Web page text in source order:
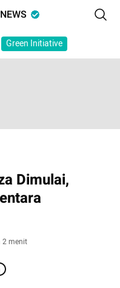
Green Initiative
Dimulai,
2 menit